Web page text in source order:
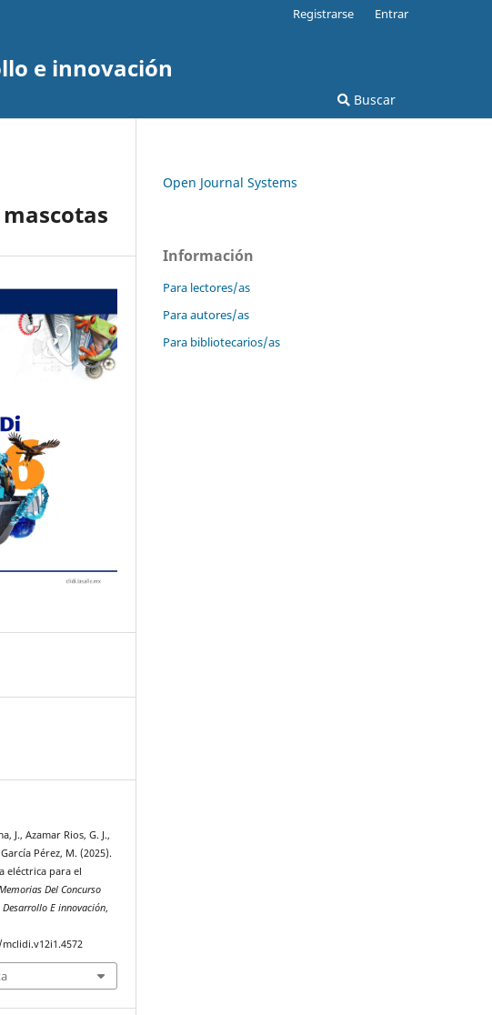
e innovación
Buscar
Registrarse Entrar
J., Azamar Rios, G. J.,
Pérez, M. (2025).
eléctrica para el
Del Concurso
E innovación,
Open Journal Systems
Información
Para lectores/as
Para autores/as
Para bibliotecarios/as